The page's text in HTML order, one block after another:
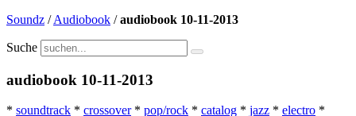
Soundz /Audiobook /audiobook 10-11-2013
Suche
audiobook 10-11-2013
* soundtrack * crossover* pop/rock * catalog * jazz * electro *